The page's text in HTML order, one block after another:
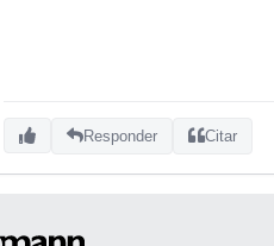
Responder Citar